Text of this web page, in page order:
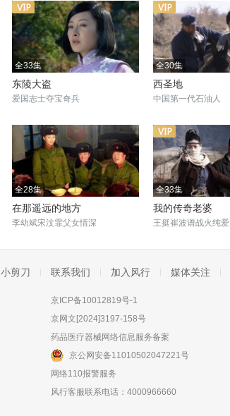
全33集
东陵大盗
爱国志士夺宝奇兵
全30集
西圣地
中国第一代石油人
全28集
在那遥远的地方
李幼斌宋汶霏父女情深
全33集
我的传奇老婆
王挺崔波谱战火纯爱
小剪刀 联系我们 加入风行 媒体关注
京ICP备10012819号-1
京网文[2024]3197-158号
药品医疗器械网络信息服务备案
京公网安备11010502047221号
网络110报警服务
风行客服联系电话：4000966660